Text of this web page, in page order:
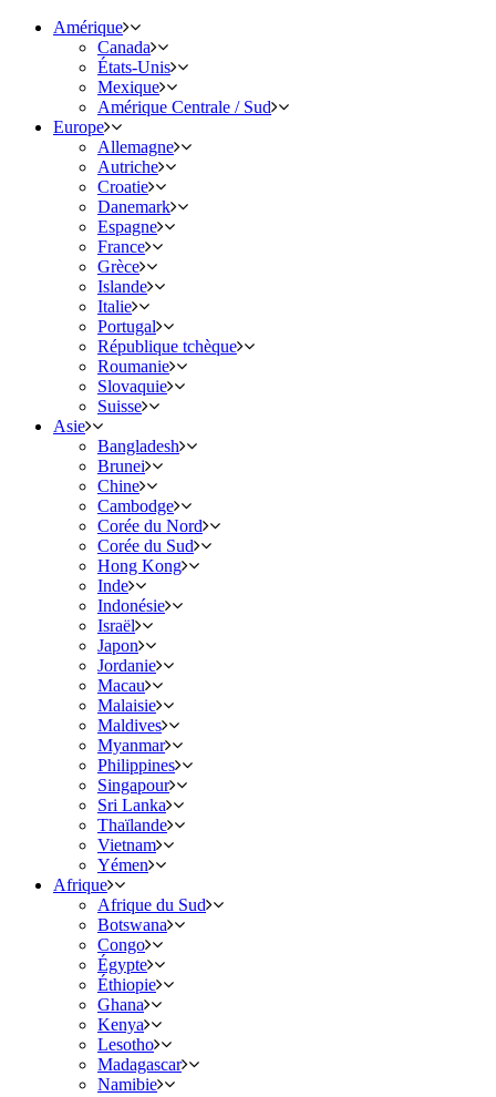
Amérique
Canada
États-Unis
Mexique
Amérique Centrale / Sud
Europe
Allemagne
Autriche
Croatie
Danemark
Espagne
France
Grèce
Islande
Italie
Portugal
République tchèque
Roumanie
Slovaquie
Suisse
Asie
Bangladesh
Brunei
Chine
Cambodge
Corée du Nord
Corée du Sud
Hong Kong
Inde
Indonésie
Israël
Japon
Jordanie
Macau
Malaisie
Maldives
Myanmar
Philippines
Singapour
Sri Lanka
Thaïlande
Vietnam
Yémen
Afrique
Afrique du Sud
Botswana
Congo
Égypte
Éthiopie
Ghana
Kenya
Lesotho
Madagascar
Namibie